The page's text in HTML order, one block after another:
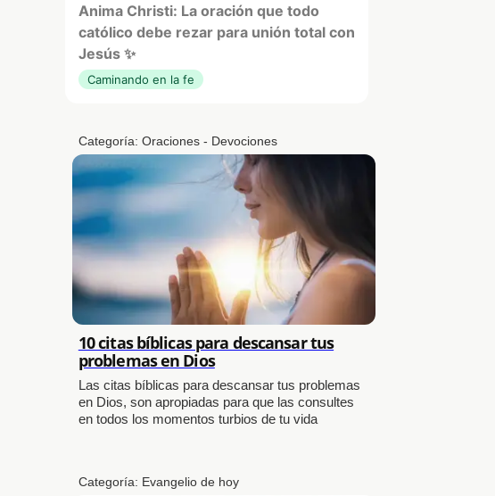
Anima Christi: La oración que todo
católico debe rezar para unión total con
Jesús ✨
Caminando en la fe
Categoría: Oraciones - Devociones
10 citas bíblicas para descansar tus
problemas en Dios
Las citas bíblicas para descansar tus problemas
en Dios, son apropiadas para que las consultes
en todos los momentos turbios de tu vida
Categoría: Evangelio de hoy